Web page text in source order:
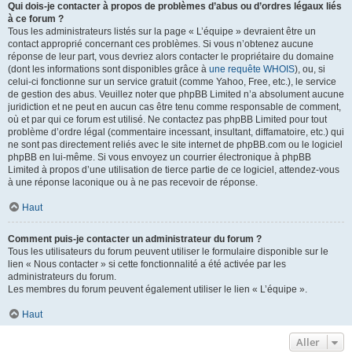
Qui dois-je contacter à propos de problèmes d’abus ou d’ordres légaux liés
à ce forum ?
Tous les administrateurs listés sur la page « L’équipe » devraient être un
contact approprié concernant ces problèmes. Si vous n’obtenez aucune
réponse de leur part, vous devriez alors contacter le propriétaire du domaine
(dont les informations sont disponibles grâce à une requête WHOIS), ou, si
celui-ci fonctionne sur un service gratuit (comme Yahoo, Free, etc.), le service
de gestion des abus. Veuillez noter que phpBB Limited n’a absolument aucune
juridiction et ne peut en aucun cas être tenu comme responsable de comment,
où et par qui ce forum est utilisé. Ne contactez pas phpBB Limited pour tout
problème d’ordre légal (commentaire incessant, insultant, diffamatoire, etc.) qui
ne sont pas directement reliés avec le site internet de phpBB.com ou le logiciel
phpBB en lui-même. Si vous envoyez un courrier électronique à phpBB
Limited à propos d’une utilisation de tierce partie de ce logiciel, attendez-vous
à une réponse laconique ou à ne pas recevoir de réponse.
Haut
Comment puis-je contacter un administrateur du forum ?
Tous les utilisateurs du forum peuvent utiliser le formulaire disponible sur le
lien « Nous contacter » si cette fonctionnalité a été activée par les
administrateurs du forum.
Les membres du forum peuvent également utiliser le lien « L’équipe ».
Haut
Aller